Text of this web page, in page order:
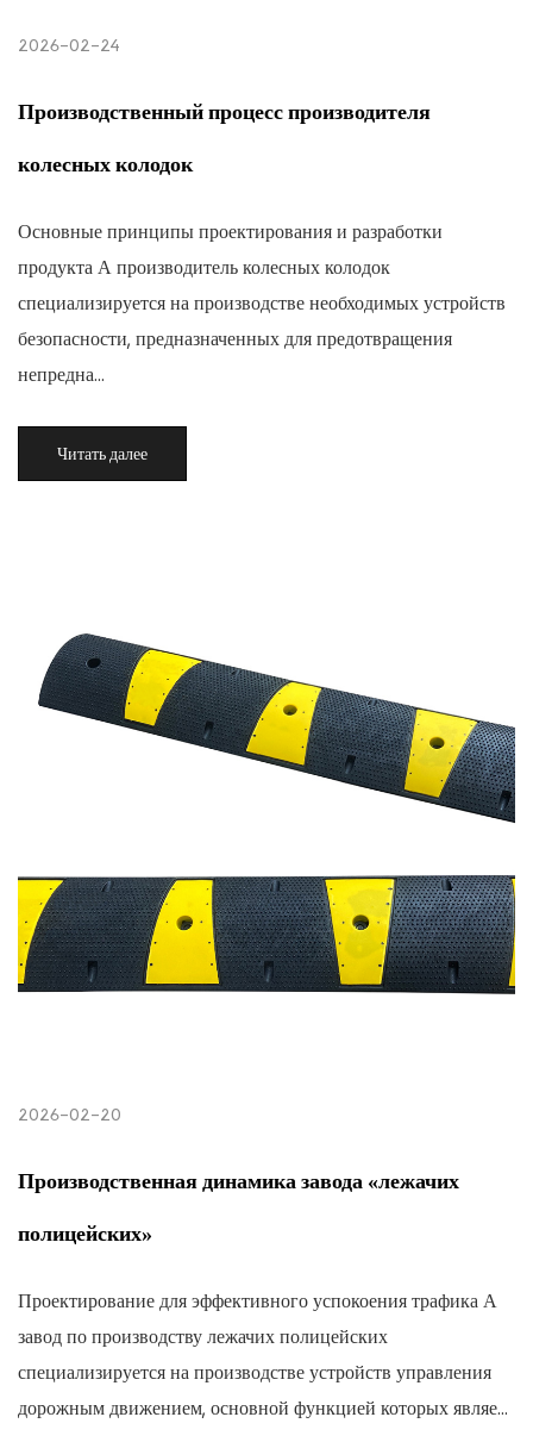
2026-02-24
Производственный процесс производителя
колесных колодок
Основные принципы проектирования и разработки
продукта А производитель колесных колодок
специализируется на производстве необходимых устройств
безопасности, предназначенных для предотвращения
непредна...
Читать далее
2026-02-20
Производственная динамика завода «лежачих
полицейских»
Проектирование для эффективного успокоения трафика А
завод по производству лежачих полицейских
специализируется на производстве устройств управления
дорожным движением, основной функцией которых являе...